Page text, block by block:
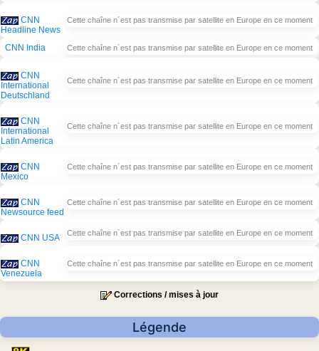
CNN
Headline News
Cette chaîne n´est pas transmise par satellite en Europe en ce moment
CNN India Cette chaîne n´est pas transmise par satellite en Europe en ce moment
CNN
International
Deutschland
Cette chaîne n´est pas transmise par satellite en Europe en ce moment
CNN
International
Latin America
Cette chaîne n´est pas transmise par satellite en Europe en ce moment
CNN
Mexico
Cette chaîne n´est pas transmise par satellite en Europe en ce moment
CNN
Newsource feed
Cette chaîne n´est pas transmise par satellite en Europe en ce moment
CNN USA Cette chaîne n´est pas transmise par satellite en Europe en ce moment
CNN
Venezuela
Cette chaîne n´est pas transmise par satellite en Europe en ce moment
Corrections / mises à jour
Légende